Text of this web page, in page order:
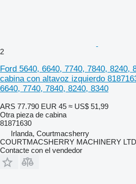
2
Ford 5640, 6640, 7740, 7840, 8240,
cabina con altavoz izquierdo
6640, 7740, 7840, 8240, 8340
ARS 77.790 EUR 45 ≈ US$ 51,99
Otra pieza de cabina
81871630
Irlanda, Courtmacsherry
COURTMACSHERRY MACHINERY LTD
Contacte con el vendedor